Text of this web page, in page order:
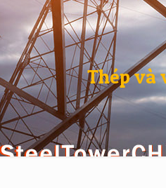
Thép và